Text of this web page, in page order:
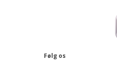
Følg os